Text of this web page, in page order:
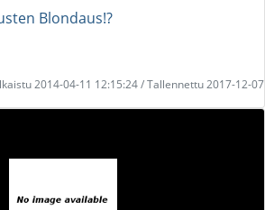
Blondaus!?
2014-04-11 12:15:24 / Tallennettu 2017-12-07